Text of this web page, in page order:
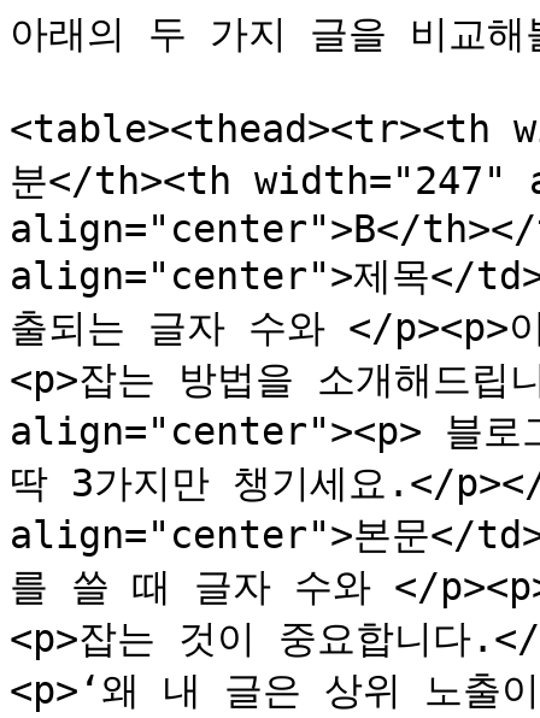
아래의 두 가지 글을 비교해
<table><thead><tr><th
분</th><th width="247"
align="center">B</
align="center">제목</
출되는 글자 수와 </p><p>
<p>잡는 방법을 소개해드
align="center"><p> 블로
딱 3가지만 챙기세요.</
align="center">본문</
를 쓸 때 글자 수와 </
<p>잡는 것이 중요합니
<p>‘왜 내 글은 상위 노출